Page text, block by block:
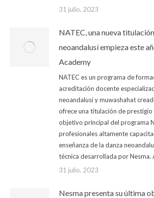
31 julio, 2023
NATEC, una nueva
neoandalusí empieza este
Academy
NATEC es un programa de
acreditación docente
neoandalusí y muwashahat
ofrece una titulación de prestigio
objetivo principal del programa
profesionales altamente
enseñanza de la danza
técnica desarrollada por
31 julio, 2023
Nesma presenta su última